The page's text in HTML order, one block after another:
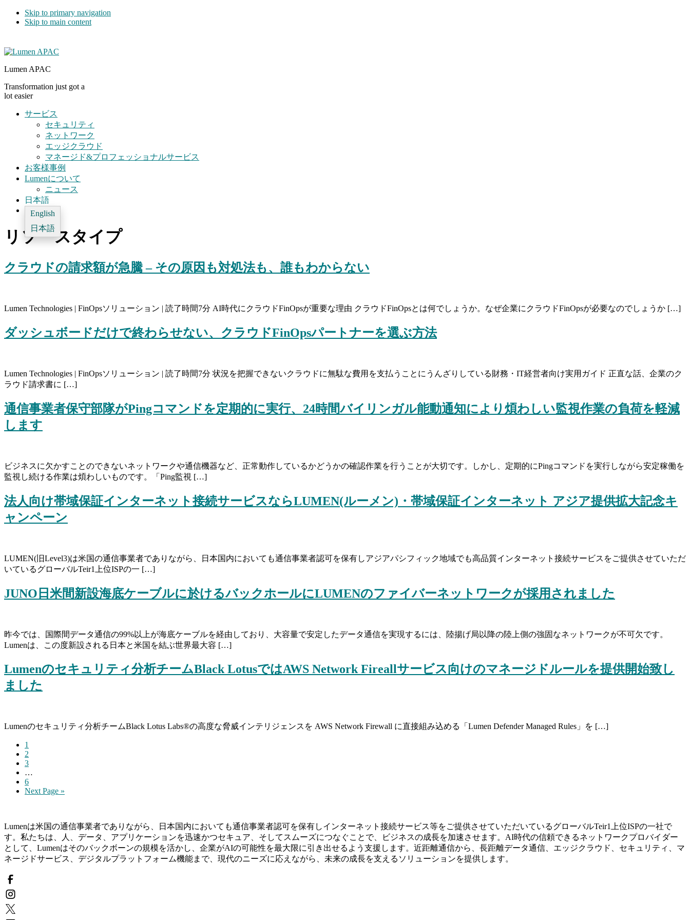
Skip to primary navigation
Skip to main content
Lumen APAC
Transformation just got a
lot easier
サービス
セキュリティ
ネットワーク
エッジクラウド
マネージド&プロフェッショナルサービス
お客様事例
Lumenについて
ニュース
日本語
English
日本語
リソースタイプ
クラウドの請求額が急騰 – その原因も対処法も、誰もわからない
Lumen Technologies | FinOpsソリューション | 読了時間7分 AI時代にクラウドFinOpsが重要な理由 クラウドFinOpsとは何でしょうか。なぜ企業にクラウドFinOpsが必要なのでしょうか […]
ダッシュボードだけで終わらせない、クラウドFinOpsパートナーを選ぶ方法
Lumen Technologies | FinOpsソリューション | 読了時間7分 状況を把握できないクラウドに無駄な費用を支払うことにうんざりしている財務・IT経営者向け実用ガイド 正直な話、企業のク
ラウド請求書に […]
通信事業者保守部隊がPingコマンドを定期的に実行、24時間バイリンガル能動通知により煩わしい監視作業の負荷を軽減
します
ビジネスに欠かすことのできないネットワークや通信機器など、正常動作しているかどうかの確認作業を行うことが大切です。しかし、定期的にPingコマンドを実行しながら安定稼働を
監視し続ける作業は煩わしいものです。「Ping監視 […]
法人向け帯域保証インターネット接続サービスならLUMEN(ルーメン)・帯域保証インターネット アジア提供拡大記念キ
ャンペーン
LUMEN(旧Level3)は米国の通信事業者でありながら、日本国内においても通信事業者認可を保有しアジアパシフィック地域でも高品質インターネット接続サービスをご提供させていただ
いているグローバルTeir1上位ISPの一 […]
JUNO日米間新設海底ケーブルに於けるバックホールにLUMENのファイバーネットワークが採用されました
昨今では、国際間データ通信の99%以上が海底ケーブルを経由しており、大容量で安定したデータ通信を実現するには、陸揚げ局以降の陸上側の強固なネットワークが不可欠です。
Lumenは、この度新設される日本と米国を結ぶ世界最大容 […]
Lumenのセキュリティ分析チームBlack LotusではAWS Network Fireallサービス向けのマネージドルールを提供開始致し
ました
Lumenのセキュリティ分析チームBlack Lotus Labs®の高度な脅威インテリジェンスを AWS Network Firewall に直接組み込める「Lumen Defender Managed Rules」を […]
Page
1
Page
2
Page
3
pages
omitted
…
Page
6
Go
Next Page »
Lumenは米国の通信事業者でありながら、日本国内においても通信事業者認可を保有しインターネット接続サービス等をご提供させていただいているグローバルTeir1上位ISPの一社で
す。私たちは、人、データ、アプリケーションを迅速かつセキュア、そしてスムーズにつなぐことで、ビジネスの成長を加速させます。AI時代の信頼できるネットワークプロバイダー
として、Lumenはそのバックボーンの規模を活かし、企業がAIの可能性を最大限に引き出せるよう支援します。近距離通信から、長距離データ通信、エッジクラウド、セキュリティ、マ
ネージドサービス、デジタルプラットフォーム機能まで、現代のニーズに応えながら、未来の成長を支えるソリューションを提供します。